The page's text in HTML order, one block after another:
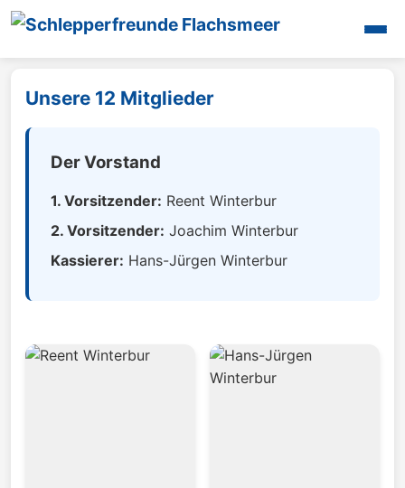
Unsere Aktivitäten
Oldtimertreffen
Galerien
Mitglieder
Termine
Videos
Unsere Halle
Unsere 12 Mitglieder
Der Vorstand
1. Vorsitzender: Reent Winterbur
2. Vorsitzender: Joachim Winterbur
Kassierer: Hans-Jürgen Winterbur